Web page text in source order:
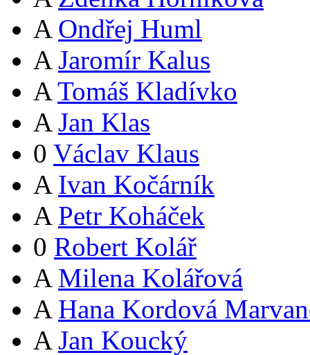
A Ondřej Huml
A Jaromír Kalus
A Tomáš Kladívko
A Jan Klas
0 Václav Klaus
A Ivan Kočárník
A Petr Koháček
0 Robert Kolář
A Milena Kolářová
A Hana Kordová
A Jan Koucký